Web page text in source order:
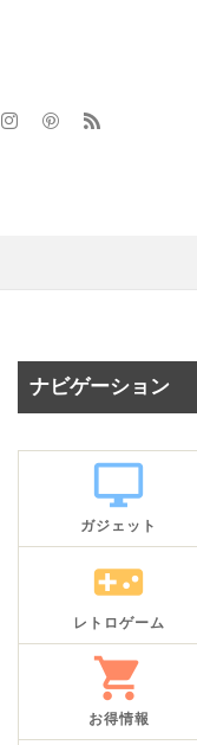
ナビゲーション
desktop_windows
ガジェット
videogame_asset
レトロゲーム
shopping_cart
お得情報